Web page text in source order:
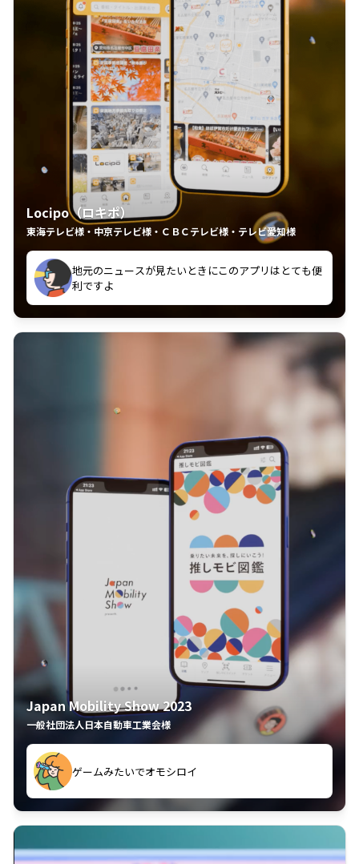
Locipo（ロキポ）
東海テレビ様・中京テレビ様・ＣＢＣテレビ様・テレビ愛知様
中京テレビのおもしろ番組が視聴可能地域外からも見
れるの嬉しいポイント
いつも利用させていただいております！
Japan Mobility Show 2023
一般社団法人日本自動車工業会様